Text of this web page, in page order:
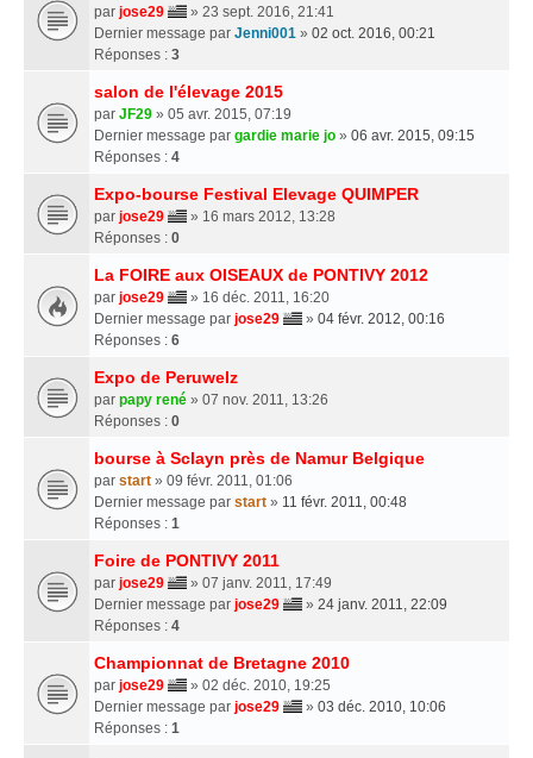
par jose29
» 23 sept. 2016, 21:41
Dernier message par Jenni001 » 02 oct. 2016, 00:21
Réponses : 3
salon de l'élevage 2015
par JF29 » 05 avr. 2015, 07:19
Dernier message par gardie marie jo » 06 avr. 2015, 09:15
Réponses : 4
Expo-bourse Festival Elevage QUIMPER
par jose29
» 16 mars 2012, 13:28
Réponses : 0
La FOIRE aux OISEAUX de PONTIVY 2012
par jose29
» 16 déc. 2011, 16:20
Dernier message par jose29 » 04 févr. 2012, 00:16
Réponses : 6
Expo de Peruwelz
par papy rené » 07 nov. 2011, 13:26
Réponses : 0
bourse à Sclayn près de Namur Belgique
par start » 09 févr. 2011, 01:06
Dernier message par start » 11 févr. 2011, 00:48
Réponses : 1
Foire de PONTIVY 2011
par jose29
» 07 janv. 2011, 17:49
Dernier message par jose29 » 24 janv. 2011, 22:09
Réponses : 4
Championnat de Bretagne 2010
par jose29
» 02 déc. 2010, 19:25
Dernier message par jose29 » 03 déc. 2010, 10:06
Réponses : 1